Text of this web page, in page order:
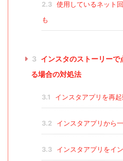
2.3
使用しているネット
も
3 インスタのストーリー
る場合の対処法
3.1 インスタアプリを再
3.2 インスタアプリから
3.3 インスタアプリをイ